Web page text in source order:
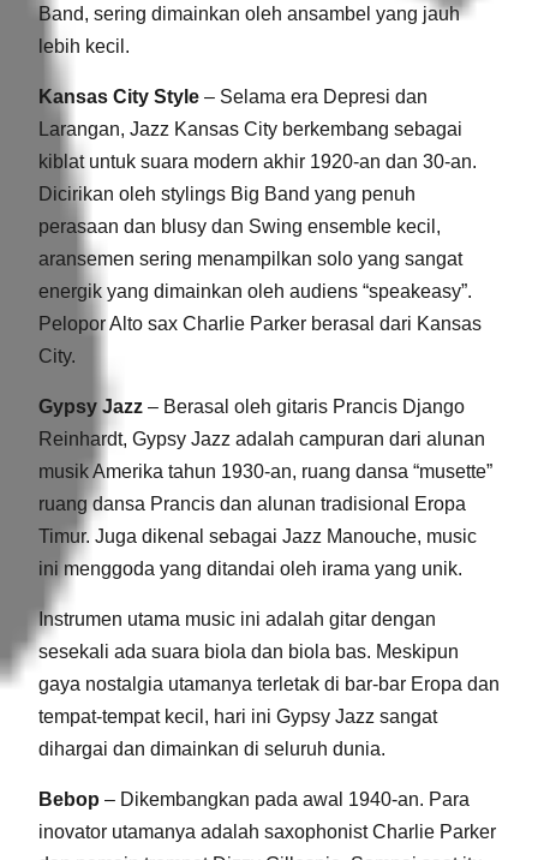
Band, sering dimainkan oleh ansambel yang jauh
lebih kecil.
Kansas City Style– Selama era Depresi dan
Larangan, Jazz Kansas City berkembang sebagai
kiblat untuk suara modern akhir 1920-an dan 30-an.
Dicirikan oleh stylings Big Band yang penuh
perasaan dan blusy dan Swing ensemble kecil,
aransemen sering menampilkan solo yang sangat
energik yang dimainkan oleh audiens “speakeasy”.
Pelopor Alto sax Charlie Parker berasal dari Kansas
City.
Gypsy Jazz– Berasal oleh gitaris Prancis Django
Reinhardt, Gypsy Jazz adalah campuran dari alunan
musik Amerika tahun 1930-an, ruang dansa “musette”
ruang dansa Prancis dan alunan tradisional Eropa
Timur. Juga dikenal sebagai Jazz Manouche, music
ini menggoda yang ditandai oleh irama yang unik.
Instrumen utama music ini adalah gitar dengan
sesekali ada suara biola dan biola bas. Meskipun
gaya nostalgia utamanya terletak di bar-bar Eropa dan
tempat-tempat kecil, hari ini Gypsy Jazz sangat
dihargai dan dimainkan di seluruh dunia.
Bebop – Dikembangkan pada awal 1940-an. Para
inovator utamanya adalah saxophonist Charlie Parker